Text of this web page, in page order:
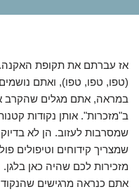
אז עברתם את תקופת האקנה.
(טפו, טפו, טפו), ואתם
במראה, אתם מגלים שהקרב
ב"מזכרות". אותן נקודות
שמסרבות לעזוב. הן לא
שמצריך קידוחים וטיפולים
מזכירות לכם שהיה כאן
אתם כנראה מרגישים